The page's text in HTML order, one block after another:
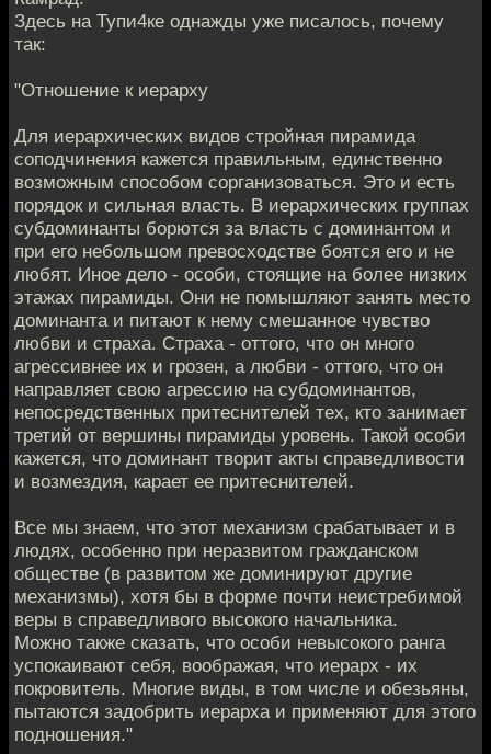
Здесь на Тупи4ке однажды уже писалось, почему
так:
"Отношение к иерарху
Для иерархических видов стройная пирамида
соподчинения кажется правильным, единственно
возможным способом сорганизоваться. Это и есть
порядок и сильная власть. В иерархических группах
субдоминанты борются за власть с доминантом и
при его небольшом превосходстве боятся его и не
любят. Иное дело - особи, стоящие на более низких
этажах пирамиды. Они не помышляют занять место
доминанта и питают к нему смешанное чувство
любви и страха. Страха - оттого, что он много
агрессивнее их и грозен, а любви - оттого, что он
направляет свою агрессию на субдоминантов,
непосредственных притеснителей тех, кто занимает
третий от вершины пирамиды уровень. Такой особи
кажется, что доминант творит акты справедливости
и возмездия, карает ее притеснителей.
Все мы знаем, что этот механизм срабатывает и в
людях, особенно при неразвитом гражданском
обществе (в развитом же доминируют другие
механизмы), хотя бы в форме почти неистребимой
веры в справедливого высокого начальника.
Можно также сказать, что особи невысокого ранга
успокаивают себя, воображая, что иерарх - их
покровитель. Многие виды, в том числе и обезьяны,
пытаются задобрить иерарха и применяют для этого
подношения."